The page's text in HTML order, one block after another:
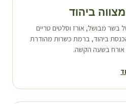
ביהוד
בשר מבושל, אורז וסלטים טריים
ביהוד, ברמת כשרות מהודרת
בשעה הקשה.